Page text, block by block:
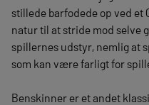
stillede barfodede op ved et
natur til at stride mod selve
spillernes udstyr, nemlig at
som kan være farligt for
Benskinner er et andet